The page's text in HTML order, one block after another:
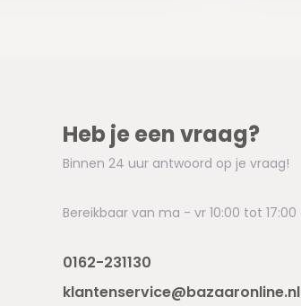
Heb je een vraag?
Binnen 24 uur antwoord op je vraag!
Bereikbaar van ma - vr 10:00 tot 17:00
0162-231130
klantenservice@bazaaronline.nl